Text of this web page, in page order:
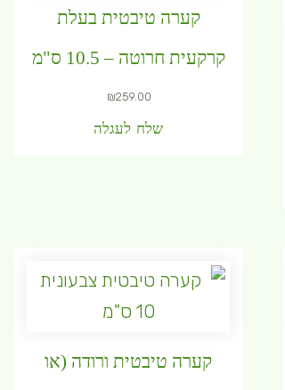
קערה טיבטית בעלת
קרקעית חרוטה – 10.5 ס"מ
₪259.00
שלח לעגלה
קערה טיבטית ורודה (או